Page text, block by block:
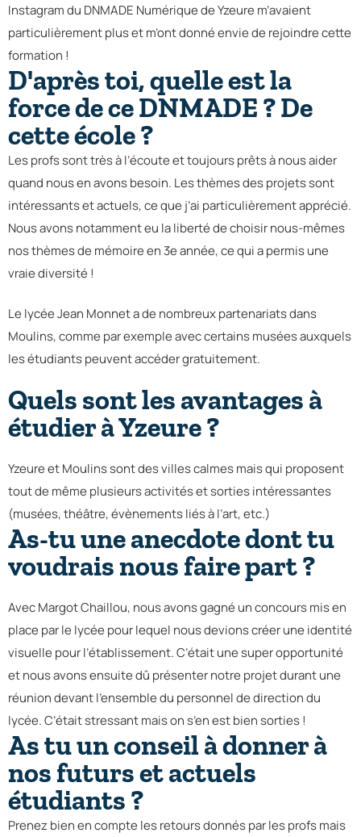
Instagram du DNMADE Numérique de Yzeure m’avaient
particulièrement plus et m’ont donné envie de rejoindre cette
formation !
D'après toi, quelle est la
force de ce DNMADE ? De
cette école ?
Les profs sont très à l’écoute et toujours prêts à nous aider
quand nous en avons besoin. Les thèmes des projets sont
intéressants et actuels, ce que j’ai particulièrement apprécié.
Nous avons notamment eu la liberté de choisir nous-mêmes
nos thèmes de mémoire en 3e année, ce qui a permis une
vraie diversité !
Le lycée Jean Monnet a de nombreux partenariats dans
Moulins, comme par exemple avec certains musées auxquels
les étudiants peuvent accéder gratuitement.
Quels sont les avantages à
étudier à Yzeure ?
Yzeure et Moulins sont des villes calmes mais qui proposent
tout de même plusieurs activités et sorties intéressantes
(musées, théâtre, évènements liés à l’art, etc.)
As-tu une anecdote dont tu
voudrais nous faire part ?
Avec Margot Chaillou, nous avons gagné un concours mis en
place par le lycée pour lequel nous devions créer une identité
visuelle pour l’établissement. C’était une super opportunité
et nous avons ensuite dû présenter notre projet durant une
réunion devant l’ensemble du personnel de direction du
lycée. C’était stressant mais on s’en est bien sorties !
As tu un conseil à donner à
nos futurs et actuels
étudiants ?
Prenez bien en compte les retours donnés par les profs mais